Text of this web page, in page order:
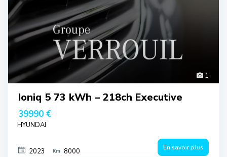
1
Ioniq 5 73 kWh – 218ch Executive
39990 €
HYUNDAI
2023 8000 En savoir plus